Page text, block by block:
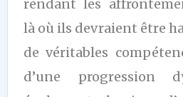
rendant les
là où ils devraient être
de véritables
d’une progression